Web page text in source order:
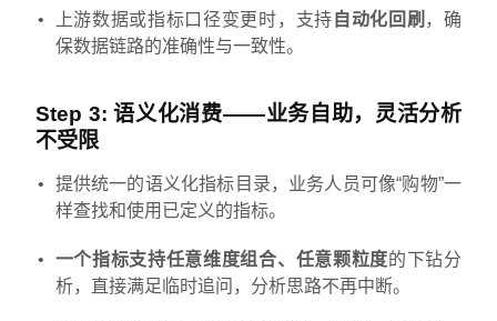
上游数据或指标口径变更时，支持 自动化回刷 ，确
保数据链路的准确性与一致性。
Step 3:语义化消费——业务自助，灵活分析
不受限
提供统一的语义化指标目录，业务人员可像“购物”一
样查找和使用已定义的指标。
一个指标支持任意维度组合、任意颗粒度的下钻分
析，直接满足临时追问，分析思路不再中断。